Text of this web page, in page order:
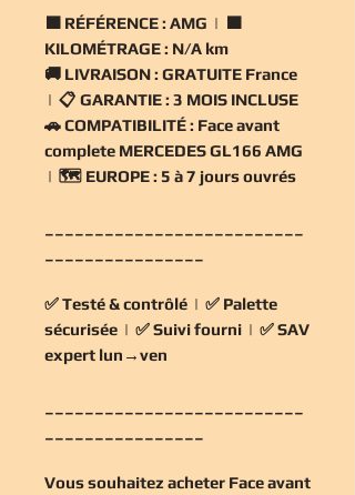
🟧 RÉFÉRENCE : AMG | 🟧
KILOMÉTRAGE : N/A km
🚚 LIVRAISON : GRATUITE France
| 📋 GARANTIE : 3 MOIS INCLUSE
🚗COMPATIBILITÉ : Face avant
complete MERCEDES GL166 AMG
| 🗺️ EUROPE : 5 à 7 jours ouvrés
✅Testé & contrôlé | ✅ Palette
sécurisée | ✅Suivi fourni | ✅SAV
expert lun→ven
Vous souhaitez acheter Face avant